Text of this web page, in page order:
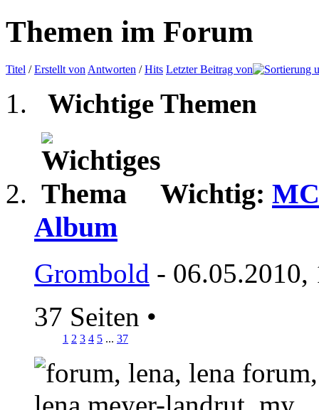
Themen im Forum
Titel /Erstellt von Antworten /Hits Letzter Beitrag von
Wichtige Themen
Wichtig:
Album
Grombold - 06.05.2010,
37 Seiten •
1 2 3 4 5 ... 37